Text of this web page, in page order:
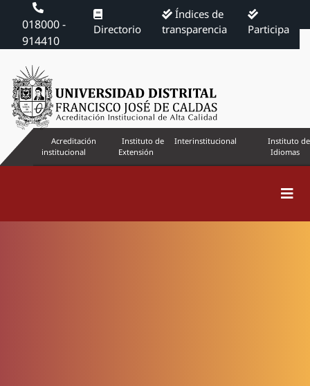
018000 -
914410
Directorio
Índices de
transparencia
Participa
Acreditación
institucional
Instituto de
Extensión
Interinstitucional
Instituto de
Idiomas